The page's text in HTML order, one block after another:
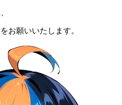
お願いいたします。